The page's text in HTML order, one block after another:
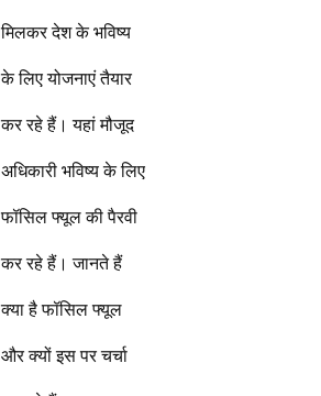
मिलकर देश के भविष्य
के लिए योजनाएं तैयार
कर रहे हैं। यहां मौजूद
अधिकारी भविष्य के लिए
फॉसिल फ्यूल की पैरवी
कर रहे हैं। जानते हैं
क्या है फॉसिल फ्यूल
और क्यों इस पर चर्चा